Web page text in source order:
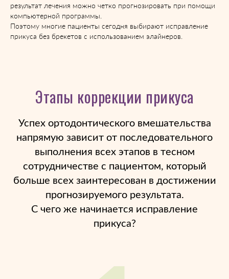
результат лечения можно четко прогнозировать при помощи
компьютерной программы.
Поэтому многие пациенты сегодня выбирают исправление
прикуса без брекетов с использованием элайнеров.
Этапы коррекции прикуса
Успех ортодонтического вмешательства
напрямую зависит от последовательного
выполнения всех этапов в тесном
сотрудничестве с пациентом, который
больше всех заинтересован в достижении
прогнозируемого результата.
С чего же начинается исправление
прикуса?